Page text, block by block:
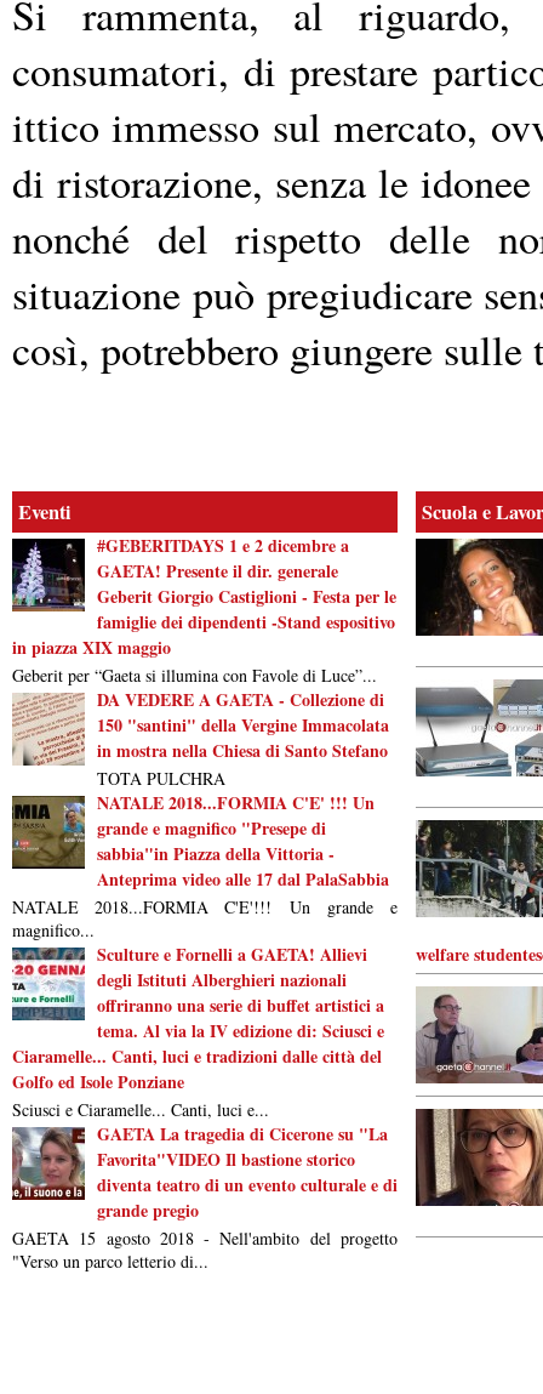
Si rammenta, al riguardo,
consumatori, di prestare
ittico immesso sul mercato,
di ristorazione, senza le
nonché del rispetto delle
situazione può pregiudicare
così, potrebbero giungere
Eventi
#GEBERITDAYS 1 e 2 dicembre a
GAETA! Presente il dir. generale
Geberit Giorgio Castiglioni - Festa per le
famiglie dei dipendenti -Stand espositivo
in piazza XIX maggio
Geberit per “Gaeta si illumina con Favole di Luce”...
DA VEDERE A GAETA - Collezione di
150 "santini" della Vergine Immacolata
in mostra nella Chiesa di Santo Stefano
TOTA PULCHRA
NATALE 2018...FORMIA C'E' !!! Un
grande e magnifico "Presepe di
sabbia"in Piazza della Vittoria -
Anteprima video alle 17 dal PalaSabbia
NATALE 2018...FORMIA C'E'!!! Un grande e
magnifico...
Sculture e Fornelli a GAETA! Allievi
degli Istituti Alberghieri nazionali
offriranno una serie di buffet artistici a
tema. Al via la IV edizione di: Sciusci e
Ciaramelle... Canti, luci e tradizioni dalle città del
Golfo ed Isole Ponziane
Sciusci e Ciaramelle... Canti, luci e...
GAETA La tragedia di Cicerone su "La
Favorita"VIDEO Il bastione storico
diventa teatro di un evento culturale e di
grande pregio
GAETA 15 agosto 2018 - Nell'ambito del progetto
"Verso un parco letterio di...
Scuola e
welfare